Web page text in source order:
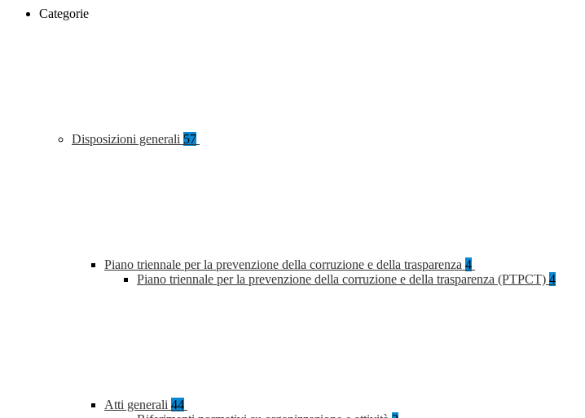
Categorie
Disposizioni generali 57
Piano triennale per la prevenzione della corruzione e della trasparenza 4
Piano triennale per la prevenzione della corruzione e della trasparenza (PTPCT) 4
Atti generali 44